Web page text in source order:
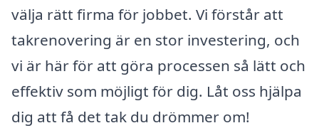
välja rätt firma för jobbet. Vi förstår att
takrenovering är en stor investering, och
vi är här för att göra processen så lätt och
effektiv som möjligt för dig. Låt oss hjälpa
dig att få det tak du drömmer om!